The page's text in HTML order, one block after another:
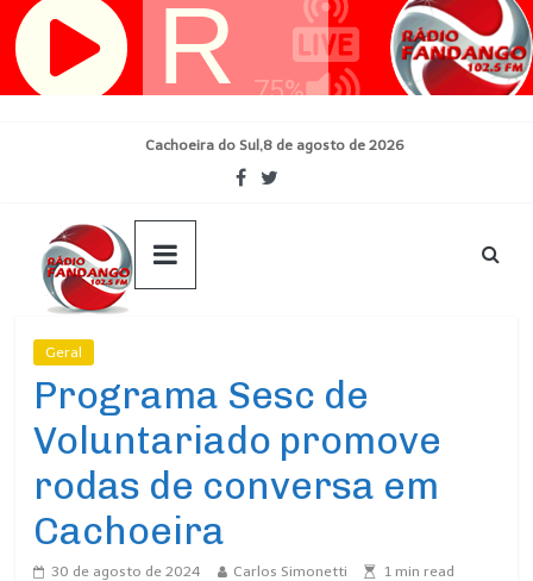
Pular
para
Cachoeira do Sul,8 de agosto de 2026
Geral
Programa Sesc de
Voluntariado promove
rodas de conversa em
Cachoeira
30 de agosto de 2024 Carlos Simonetti 1 min read